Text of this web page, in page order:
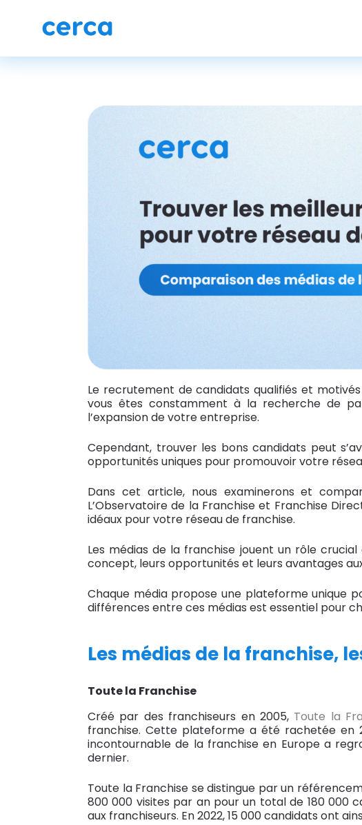
Le recrutement de candidats qualifiés et
vous êtes constamment à la recherche de
l’expansion de votre entreprise.
Cependant, trouver les bons candidats peut
opportunités uniques pour promouvoir votre
Dans cet article, nous examinerons et
L’Observatoire de la Franchise et Franchise
idéaux pour votre réseau de franchise.
Les médias de la franchise jouent un rôle
concept, leurs opportunités et leurs avantages
Chaque média propose une plateforme unique
différences entre ces médias est essentiel pour
Les médias de la franchise,
Toute la Franchise
Créé par des franchiseurs en 2005, Toute la
franchise. Cette plateforme a été rachetée en
incontournable de la franchise en Europe a
dernier.
Toute la Franchise se distingue par un
800 000 visites par an pour un total de 180 000
aux franchiseurs. En 2022, 15 000 candidats ont